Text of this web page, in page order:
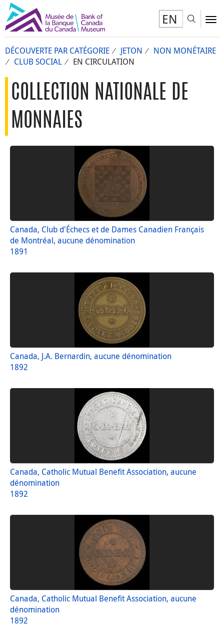
EN
DÉCOUVERTE PAR CATÉGORIE JETON
NON MONÉTAIRE
CLUB SOCIAL
EN CIRCULATION
COLLECTION NATIONALE DE
MONNAIES
Canada, Club d'Échecs et de Dames Canadien Français
de Montréal, aucune dénomination
1891
Canada, J.A. Bernardin, aucune dénomination
1892
Canada, Catholic Mutual Benefit Association, aucune
dénomination
1892
Canada, Catholic Mutual Benefit Association, aucune
dénomination
1892